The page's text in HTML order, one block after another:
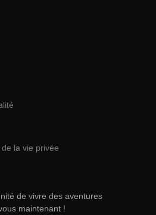
la vie privée
de vivre des aventures
maintenant !